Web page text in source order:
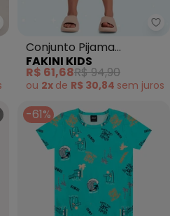
Pijamas - Pijama
Conjunto Pijama
Camiseta e Bermuda
(Bege)
FAKINI KIDS
R$ 61,68R$ 94,90
ou 2x de R$ 30,84 sem juros
-61%